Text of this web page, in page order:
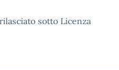
sotto Licenza